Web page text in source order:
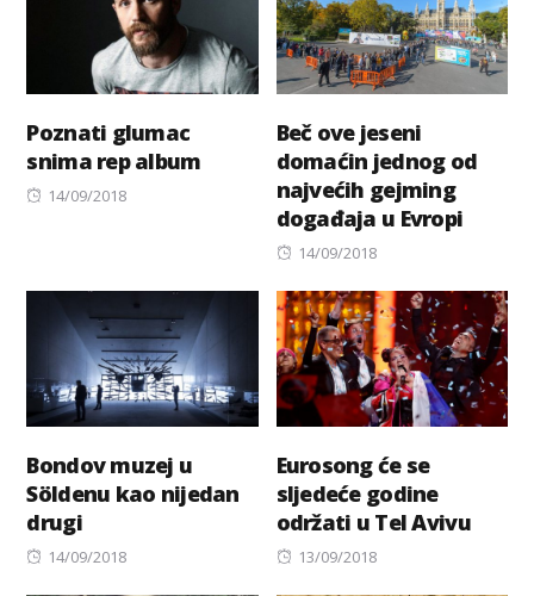
Poznati glumac
snima rep album
Posted
14/09/2018
Beč ove jeseni
domaćin jednog od
najvećih gejming
događaja u Evropi
Posted
14/09/2018
Bondov muzej u
Söldenu kao nijedan
drugi
Posted
14/09/2018
Eurosong će se
sljedeće godine
održati u Tel Avivu
Posted
13/09/2018